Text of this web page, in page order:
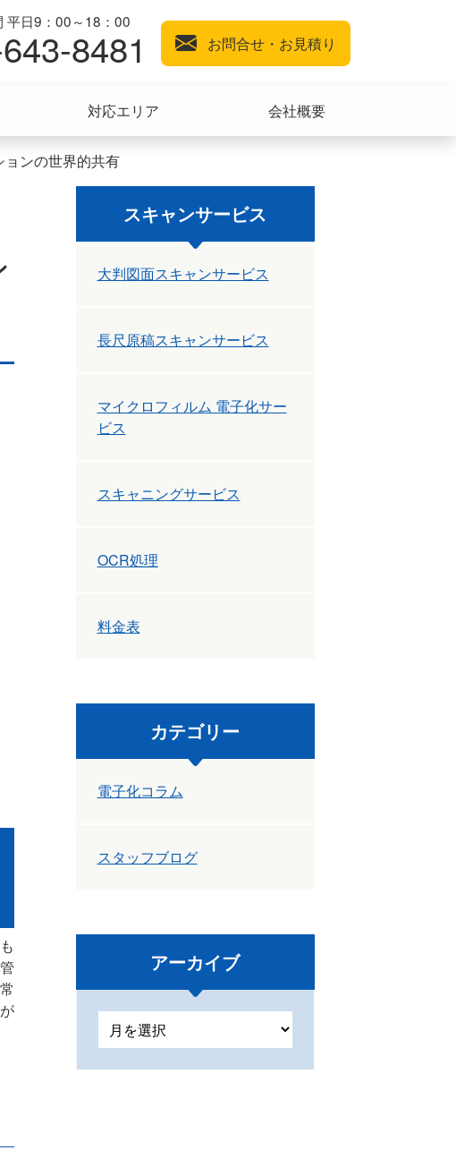
対応エリア 会社概要
平日9：00～18：00
8481 お問合せ・お見積り
ンの世界的共有
スキャンサービス
大判図面スキャンサービス
長尺原稿スキャンサービス
マイクロフィルム 電子化サー
ビス
スキャニングサービス
OCR処理
料金表
カテゴリー
電子化コラム
スタッフブログ
アーカイブ
ー